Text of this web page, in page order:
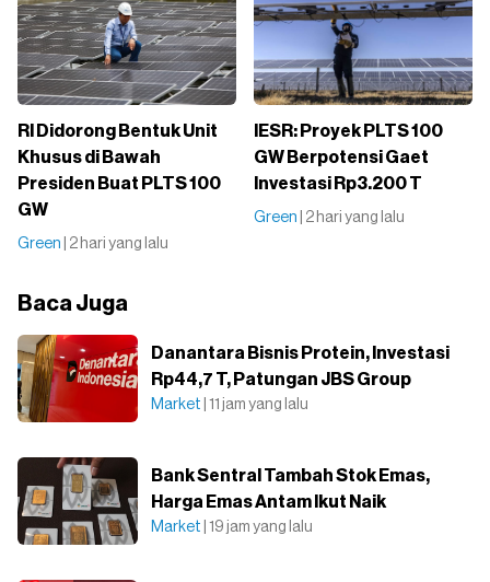
RI Didorong Bentuk Unit
Khusus di Bawah
Presiden Buat PLTS 100
GW
Green | 2 hari yang lalu
IESR: Proyek PLTS 100
GW Berpotensi Gaet
Investasi Rp3.200 T
Green | 2 hari yang lalu
Baca Juga
Danantara Bisnis Protein, Investasi
Rp44,7 T, Patungan JBS Group
Market | 11 jam yang lalu
Bank Sentral Tambah Stok Emas,
Harga Emas Antam Ikut Naik
Market | 19 jam yang lalu